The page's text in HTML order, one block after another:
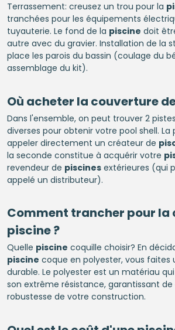
Terrassement: creusez un trou pour la
tranchées pour les équipements
tuyauterie. Le fond de la piscine doit
autre avec du gravier. Installation de la
place les parois du bassin (coulage du
assemblage du kit).
Où acheter la couverture
Dans l'ensemble, on peut trouver 2
diverses pour obtenir votre pool shell.
appeler directement un créateur de
la seconde constitue à acquérir votre
revendeur de piscinesextérieures (qui
appelé un distributeur).
Comment trancher pour la
piscine?
Quelle piscine coquille choisir? En
piscine coque en polyester, vous faites
durable. Le polyester est un matériau
son extrême résistance, garantissant
robustesse de votre construction.